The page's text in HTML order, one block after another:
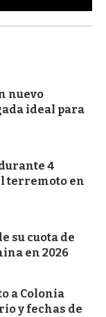
nuevo
ideal para
4
terremoto en
su cuota de
en 2026
a Colonia
y fechas de